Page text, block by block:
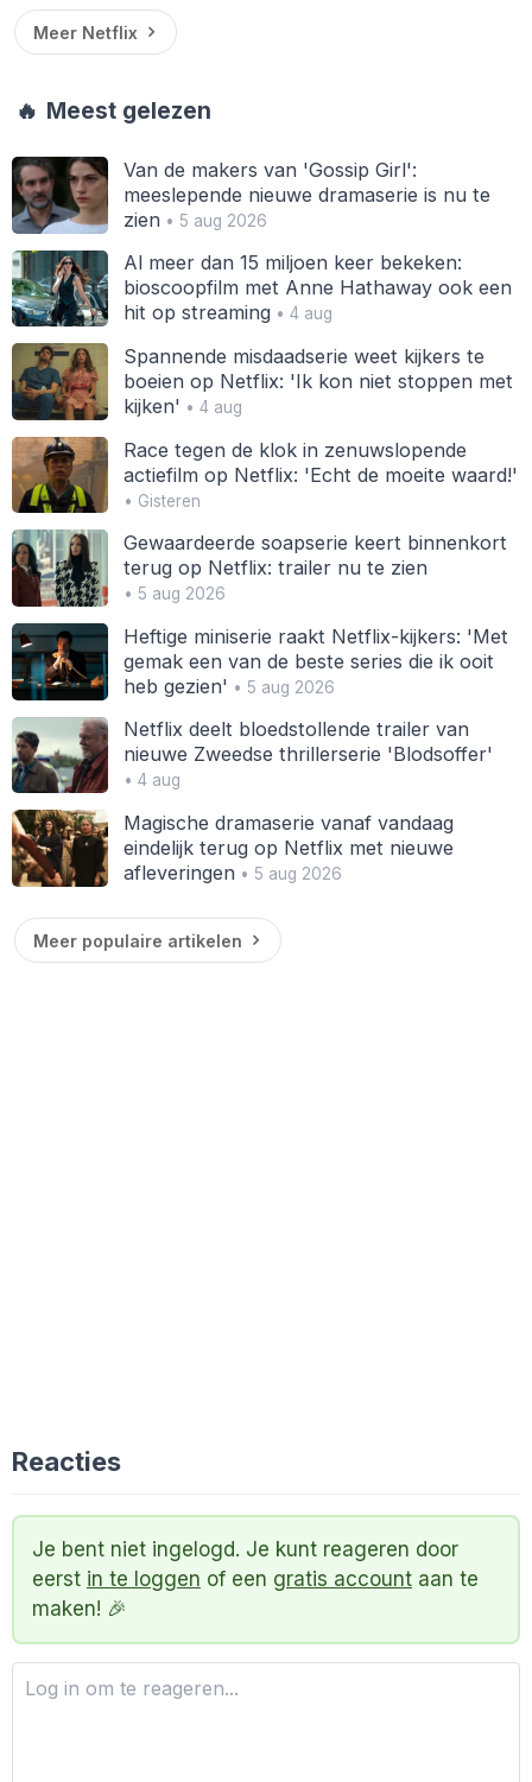
Meer Netflix
🔥 Meest gelezen
Van de makers van 'Gossip Girl':
meeslepende nieuwe dramaserie is nu te
zien• 5 aug 2026
Al meer dan 15 miljoen keer bekeken:
bioscoopfilm met Anne Hathaway ook een
hit op streaming• 4 aug
Spannende misdaadserie weet kijkers te
boeien op Netflix: 'Ik kon niet stoppen met
kijken' • 4 aug
Race tegen de klok in zenuwslopende
actiefilm op Netflix: 'Echt de moeite waard!'
• Gisteren
Gewaardeerde soapserie keert binnenkort
terug op Netflix: trailer nu te zien
• 5 aug 2026
Heftige miniserie raakt Netflix-kijkers: 'Met
gemak een van de beste series die ik ooit
heb gezien' • 5 aug 2026
Netflix deelt bloedstollende trailer van
nieuwe Zweedse thrillerserie 'Blodsoffer'
• 4 aug
Magische dramaserie vanaf vandaag
eindelijk terug op Netflix met nieuwe
afleveringen• 5 aug 2026
Meer populaire artikelen
Reacties
Je bent niet ingelogd. Je kunt reageren door
eerst in te loggen of een gratis account aan te
maken! 🎉